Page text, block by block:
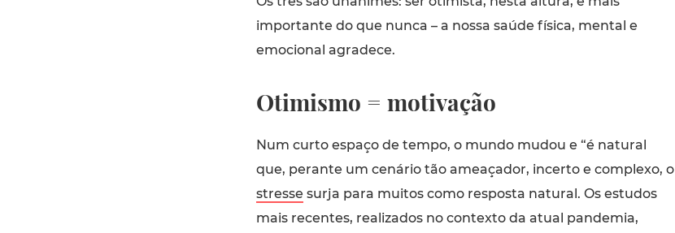
importante do que nunca – a nossa saúde física, mental e
emocional agradece.
Otimismo = motivação
Num curto espaço de tempo, o mundo mudou e “é natural
que, perante um cenário tão ameaçador, incerto e complexo, o
stresse surja para muitos como resposta natural. Os estudos
mais recentes, realizados no contexto da atual pandemia,